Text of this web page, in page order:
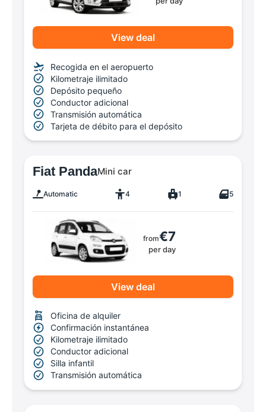
View deal
Recogida en el aeropuerto
Kilometraje ilimitado
Depósito pequeño
Conductor adicional
Transmisión automática
Tarjeta de débito para el depósito
Fiat PandaMini car
Automatic 4 1 5
from€7
per day
View deal
Oficina de alquiler
Confirmación instantánea
Kilometraje ilimitado
Conductor adicional
Silla infantil
Transmisión automática